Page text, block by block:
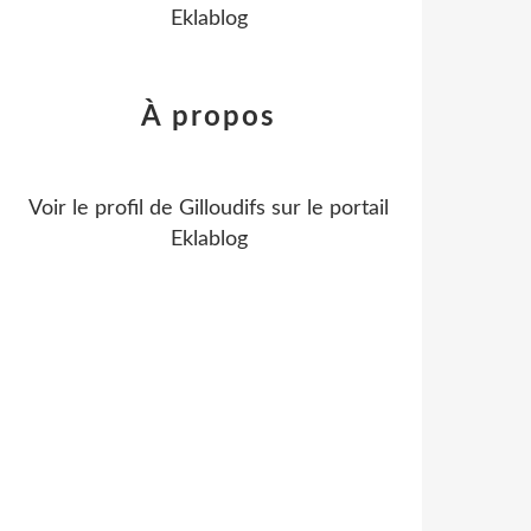
Eklablog
À propos
Voir le profil de Gilloudifs sur le portail
Eklablog